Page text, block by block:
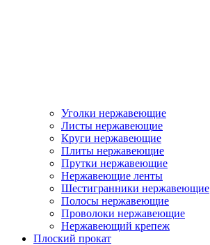
Уголки нержавеющие
Листы нержавеющие
Круги нержавеющие
Плиты нержавеющие
Прутки нержавеющие
Нержавеющие ленты
Шестигранники нержавеющие
Полосы нержавеющие
Проволоки нержавеющие
Нержавеющий крепеж
Плоский прокат